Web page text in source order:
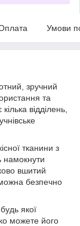
Умови
зручний
та
відділень,
тканини з
намокнути
вшитий
безпечно
якої
можете його